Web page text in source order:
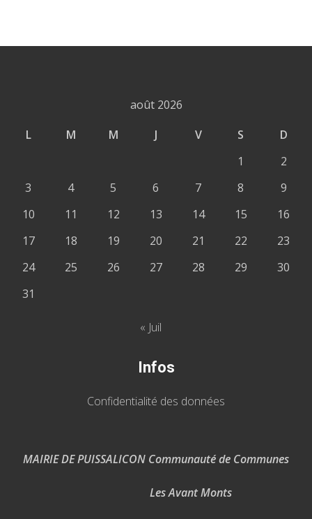
août 2026
L
M M J V S
D
1
2
3
4 5 6 7 8
9
10
11 12 13 14 15
16
17
18 19 20 21 22
23
24
25 26 27 28 29
30
31
« Juil
Infos
Confidentialité des données
MAIRIE DE PUISSALICON Communauté de Communes
Les Avant Monts